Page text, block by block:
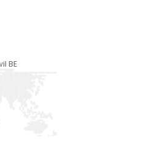
BE